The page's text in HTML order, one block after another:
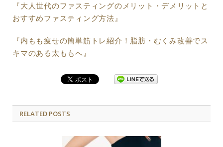
『大人世代のファスティングのメリット・デメリットと
おすすめファスティング方法』
『内もも痩せの簡単筋トレ紹介！脂肪・むくみ改善でス
キマのある太ももへ』
RELATED POSTS